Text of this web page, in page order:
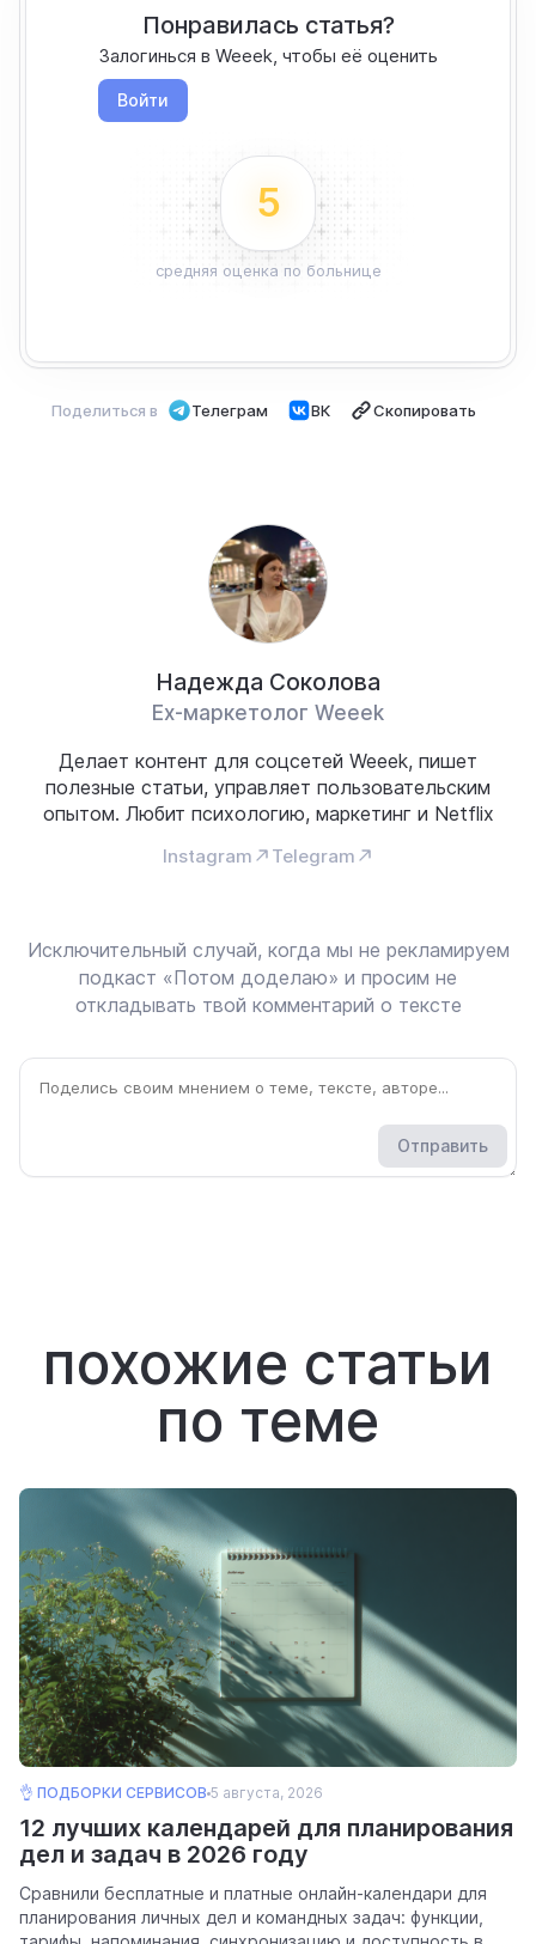
5
средняя оценка по больнице
Понравилась статья?
Залогинься в Weeek, чтобы её оценить
Войти
Поделиться в Телеграм ВК Скопировать
Надежда Соколова
Ex-маркетолог Weeek
Делает контент для соцсетей Weeek, пишет
полезные статьи, управляет пользовательским
опытом. Любит психологию, маркетинг и Netflix
Instagram Telegram
Исключительный случай, когда мы не рекламируем
подкаст «Потом доделаю» и просим не
откладывать твой комментарий о тексте
Отправить
похожие статьи
по теме
👌 ПОДБОРКИ СЕРВИСОВ 5 августа, 2026
12 лучших календарей для планирования
дел и задач в 2026 году
Сравнили бесплатные и платные онлайн-календари для
планирования личных дел и командных задач: функции,